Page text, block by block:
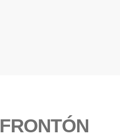
FRONTÓN